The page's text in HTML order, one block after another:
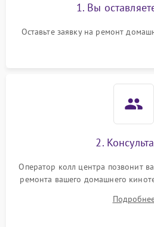
1. Вы
Оставьте заявку на ремонт
2.
Оператор колл центра позвонит
ремонта вашего домашнего